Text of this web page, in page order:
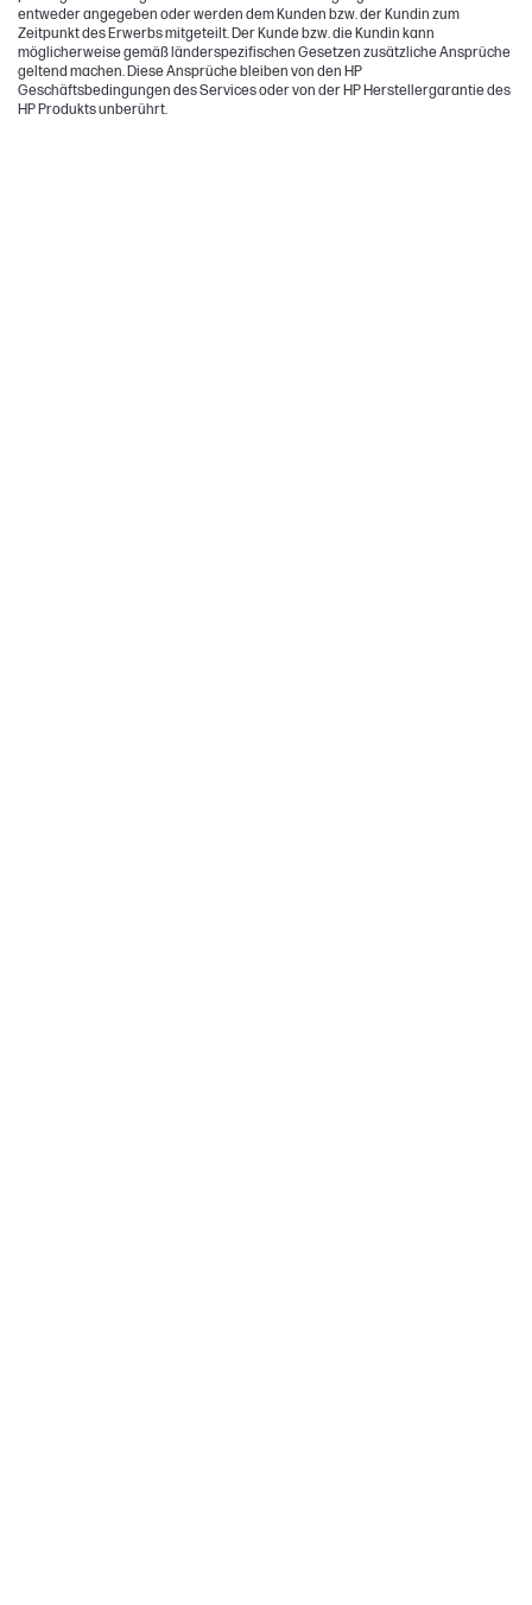
entweder angegeben oder werden dem Kunden bzw. der Kundin zum
Zeitpunkt des Erwerbs mitgeteilt. Der Kunde bzw. die Kundin kann
möglicherweise gemäß länderspezifischen Gesetzen zusätzliche Ansprüche
geltend machen. Diese Ansprüche bleiben von den HP
Geschäftsbedingungen des Services oder von der HP Herstellergarantie des
HP Produkts unberührt.